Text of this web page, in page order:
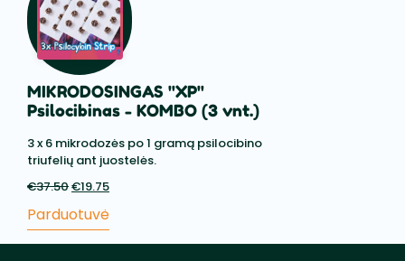
MIKRODOSINGAS "XP"
Psilocibinas - KOMBO (3 vnt.)
3 x 6 mikrodozės po 1 gramą psilocibino
triufelių ant juostelės.
€37.50Pradinė
buvo:
€19.75
Parduotuvė